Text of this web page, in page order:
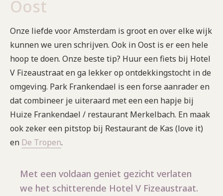
Oost
Onze liefde voor Amsterdam is groot en over elke wijk
kunnen we uren schrijven. Ook in Oost is er een hele
hoop te doen. Onze beste tip? Huur een fiets bij Hotel
V Fizeaustraat en ga lekker op ontdekkingstocht in de
omgeving. Park Frankendael is een forse aanrader en
dat combineer je uiteraard met een een hapje bij
Huize Frankendael / restaurant Merkelbach. En maak
ook zeker een pitstop bij Restaurant de Kas (love it)
en De Tropen.
Met een voldaan geniet gezicht verlaten
we het schitterende Hotel V Fizeaustraat.